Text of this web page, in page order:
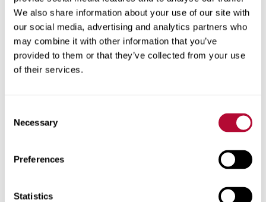
We also share information about your use of our site with
our social media, advertising and analytics partners who
may combine it with other information that you’ve
provided to them or that they’ve collected from your use
of their services.
Selection
Necessary
Preferences
Statistics
المدينة